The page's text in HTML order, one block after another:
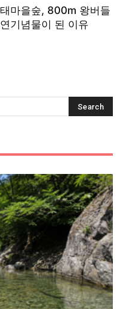
마을숲, 800m 왕버들
기념물이 된 이유